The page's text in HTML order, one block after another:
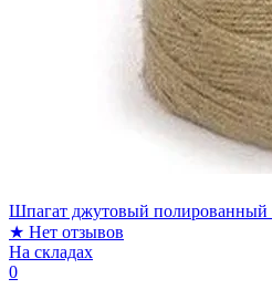
Шпагат джутовый полированный
★ Нет отзывов
На складах
0